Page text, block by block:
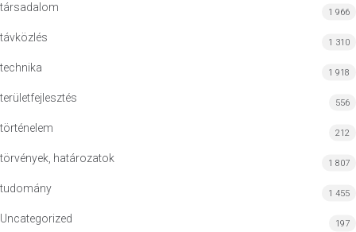
társadalom 1 966
távközlés 1 310
technika 1 918
területfejlesztés 556
történelem 212
törvények, határozatok 1 807
tudomány 1 455
Uncategorized 197